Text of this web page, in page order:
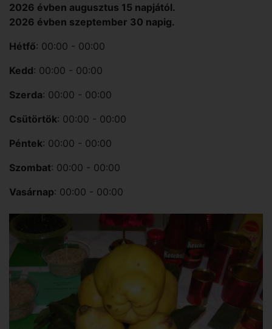
2026 évben augusztus 15 napjától.
2026 évben szeptember 30 napig.
Hétfő: 00:00 - 00:00
Kedd: 00:00 - 00:00
Szerda: 00:00 - 00:00
Csütörtök: 00:00 - 00:00
Péntek: 00:00 - 00:00
Szombat: 00:00 - 00:00
Vasárnap: 00:00 - 00:00